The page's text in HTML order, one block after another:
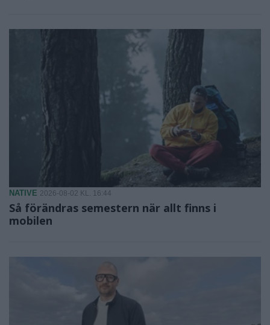
NATIVE 2026-08-02 KL. 16:44
Så förändras semestern när allt finns i
mobilen